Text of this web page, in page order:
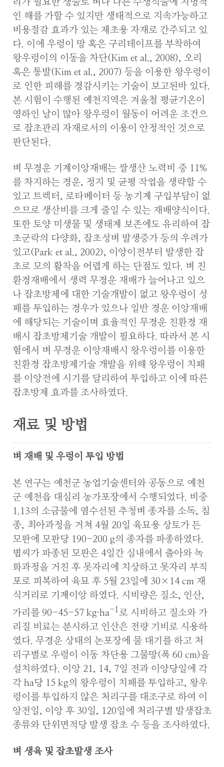
리가 필요한 생물로 벼나 다른 수생식물에 치명적
인 해를 가할 수 있지만 생태적으로 지속가능하고
비용절감 효과가 있는 제초용 자재로 간주되고 있
다. 이에 우렁이 망 혹은 구리테이프를 부착하여
왕우렁이의 이동을 차단(Kim et al., 2008), 오리
혹은 통발(Kim et al., 2007) 등을 이용한 왕우렁이
로 인한 피해를 경감시키는 기술이 보고된바 있다.
본 시험이 수행된 예천지역은 겨울철 평균기온이
영하인 날이 많아 왕우렁이 월동이 어려운 조건으
로 잡초관리 자재로서의 이용이 안정적인 것으로
판단된다.
벼 무경운 기계이앙재배는 쌀생산 노력비 중 11%
를 차지하는 경운, 정지 및 균평 작업을 생략할 수
있고 트렉터, 로타베이터 등 농기계 구입부담이 없
으므로 생산비를 크게 줄일 수 있는 재배양식이다.
또한 토양 미생물 및 생태계 보존에도 유리하여 잡
초군락의 다양화, 잡초성벼 발생증가 등의 우려가
있고(Park et al., 2002), 이앙이전부터 발생한 잡
초로 모의 활착을 어렵게 하는 단점도 있다. 벼 친
환경재배에서 생력 무경운 재배가 늘어나고 있으
나 잡초방제에 대한 기술개발이 없고 왕우렁이 성
패를 투입하는 경우가 있으나 일반 경운 이앙재배
에 해당되는 기술이며 효율적인 무경운 친환경 재
배시 잡초방제기술 개발이 필요하다. 따라서 본 시
험에서 벼 무경운 이앙재배시 왕우렁이를 이용한
친환경 잡초방제기술 개발을 위해 왕우렁이 치패
를 이앙전에 시기를 달리하여 투입하고 이에 따른
잡초방제 효과를 조사하였다.
재료 및 방법
벼 재배 및 우렁이 투입 방법
본 연구는 예천군 농업기술센터와 공동으로 예천
군 예천읍 대심리 농가포장에서 수행되었다. 비중
1.13의 소금물에 염수선된 추청벼 종자를 소독, 침
종, 최아과정을 거쳐 4월 20일 육묘용 상토가 든
모판에 모판당 190-200 g의 종자를 파종하였다.
볍씨가 파종된 모판은 4일간 실내에서 출아와 녹
화과정을 거친 후 못자리에 치상하고 못자리 부직
포로 피복하여 육묘 후 5월 23일에 30×14 cm 재
식거리로 기계이앙 하였다. 시비량은 질소, 인산,
가리를 90-45-57 kg·ha-1 로 시비하고 질소와 가
리질 비료는 분시하고 인산은 전량 기비로 시용하
였다. 무경운 상태의 논포장에 물 대기를 하고 처
리구별로 우렁이 이동 차단용 그물망(폭 60 cm)을
설치하였다. 이앙 21, 14, 7일 전과 이앙당일에 각
각 ha당 15 kg의 왕우렁이 치패를 투입하고, 왕우
렁이를 투입하지 않은 처리구를 대조구로 하여 이
앙전일, 이앙 후 30일, 120일에 처리구별 발생잡초
종류와 단위면적당 발생 잡초 수 등을 조사하였다.
벼 생육 및 잡초발생 조사